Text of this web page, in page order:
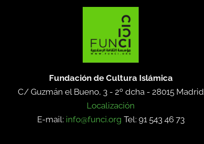
Fundación de Cultura Islámica
C/ Guzmán el Bueno, 3 - 2º dcha - 28015 Madrid
Localización
E-mail: info@funci.org Tel: 91 543 46 73